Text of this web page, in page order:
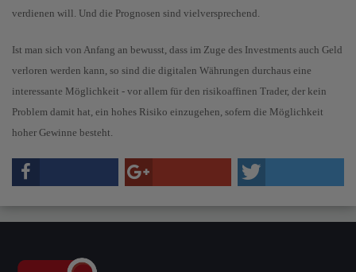
verdienen will. Und die Prognosen sind vielversprechend.
Ist man sich von Anfang an bewusst, dass im Zuge des Investments auch Geld
verloren werden kann, so sind die digitalen Währungen durchaus eine
interessante Möglichkeit - vor allem für den risikoaffinen Trader, der kein
Problem damit hat, ein hohes Risiko einzugehen, sofern die Möglichkeit
hoher Gewinne besteht.